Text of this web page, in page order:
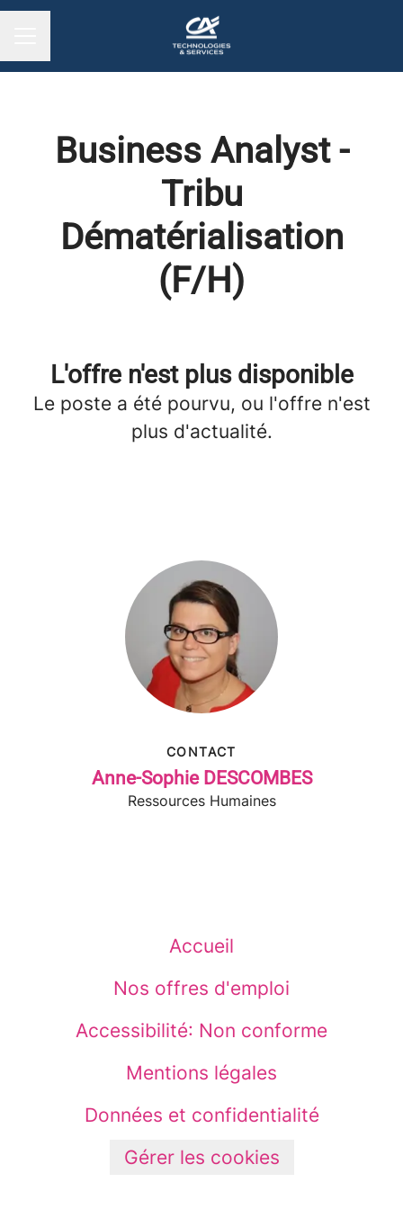
Business Analyst -
Tribu
Dématérialisation
(F/H)
L'offre n'est plus disponible
Le poste a été pourvu, ou l'offre n'est
plus d'actualité.
CONTACT
Anne-Sophie DESCOMBES
Ressources Humaines
Accueil
Nos offres d'emploi
Accessibilité: Non conforme
Mentions légales
Données et confidentialité
Gérer les cookies